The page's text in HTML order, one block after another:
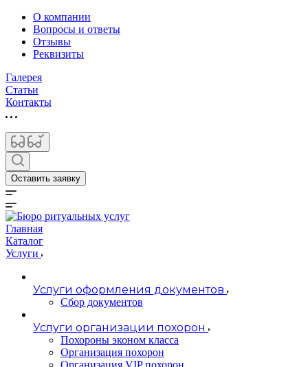
О компании
Вопросы и ответы
Отзывы
Реквизиты
Галерея
Статьи
Контакты
Оставить заявку
Главная
Каталог
Услуги
Услуги оформления документов
Сбор документов
Услуги организации похорон
Похороны эконом класса
Организация похорон
Организация VIP похорон